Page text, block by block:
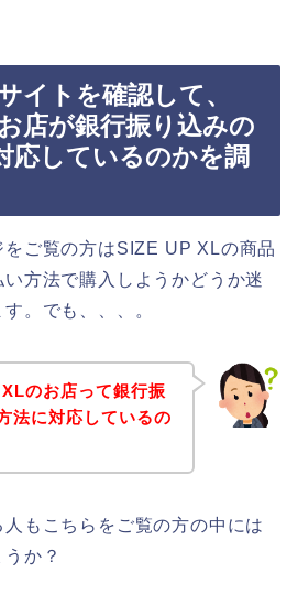
イトを確認して、
店が銀行振り込みの
応しているのかを調
ご覧の方はSIZE UP XLの商品
方法で購入しようかどうか迷
。でも、、、。
のお店って銀行振
法に対応しているの
もこちらをご覧の方の中には
か？